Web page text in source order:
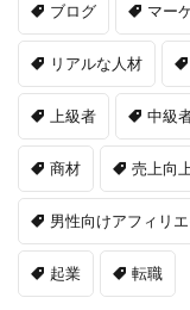
ブログ マー
リアルな人材
上級者 中級
商材 売上向
男性向けアフィリエ
起業 転職